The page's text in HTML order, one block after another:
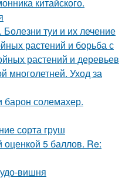
туи и их лечение
растений и борьба с
растений и деревьев
многолетней. Уход за
солемахер.
сорта груш
оценкой 5 баллов. Re:
вишня